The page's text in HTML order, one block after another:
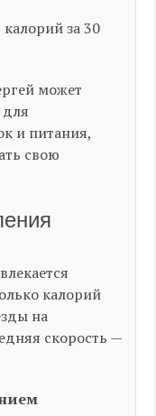
за 30
может
и питания,
свою
калорий
на
скорость —